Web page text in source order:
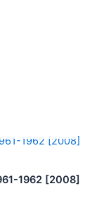
1962 [2008]